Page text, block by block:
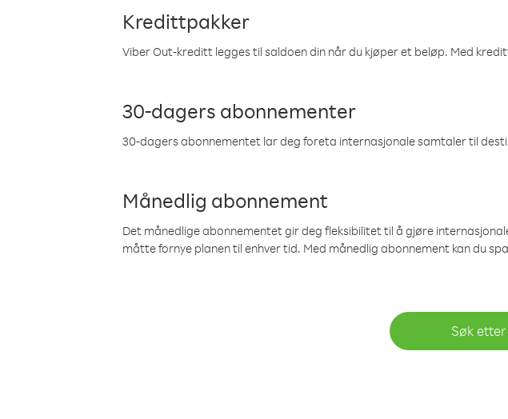
Kredittpakker
Viber Out-kreditt legges til saldoen din når du kjøper et beløp. Med
30-dagers abonnementer
30-dagers abonnementet lar deg foreta internasjonale samtaler til
Månedlig abonnement
Det månedlige abonnementet gir deg fleksibilitet til å gjøre
måtte fornye planen til enhver tid. Med månedlig abonnement kan du
Søk